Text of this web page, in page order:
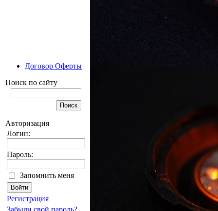
Договор Оферты
Поиск по сайту
Авторизация
Логин:
Пароль:
Запомнить меня
Регистрация
Забыли свой пароль?